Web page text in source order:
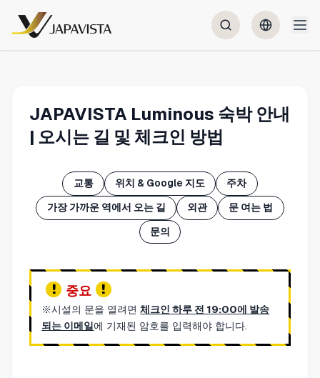
JAPAVISTA Luminous 숙박 안내
| 오시는 길 및 체크인 방법
교통 위치 & Google 지도 주차
가장 가까운 역에서 오는 길 외관 문 여는 법
문의
중요
※시설의 문을 열려면체크인 하루 전 19:00에 발송
되는 이메일에 기재된 암호를 입력해야 합니다.